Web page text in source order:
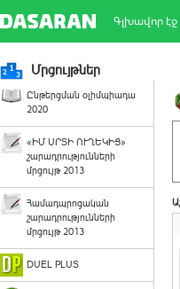
Գլխավոր էջ
Մրցույթներ
Ընթերցման օլիմպիադա
2020
«ԻՄ ՍՐՏԻ ՈՒՂԵԿԻՑ»
շարադրությունների
մրցույթ 2013
Համադպրոցական
շարադրությունների
մրցույթ 2013
DUEL PLUS